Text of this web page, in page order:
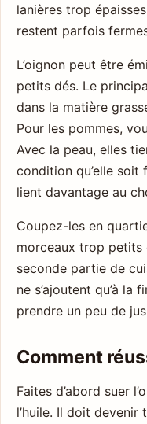
lanières trop
restent parfois
L’oignon peut être
petits dés. Le
dans la matière
Pour les pommes,
Avec la peau, elles
condition qu’elle soit
lient davantage au
Coupez-les en
morceaux trop petits
seconde partie de
ne s’ajoutent qu’à la
prendre un peu de
Comment
Faites d’abord suer
l’huile. Il doit devenir